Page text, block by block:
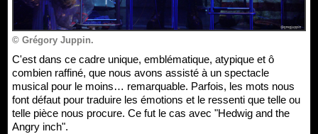
© Grégory Juppin.
C'est dans ce cadre unique, emblématique, atypique et ô
combien raffiné, que nous avons assisté à un spectacle
musical pour le moins… remarquable. Parfois, les mots nous
font défaut pour traduire les émotions et le ressenti que telle ou
telle pièce nous procure. Ce fut le cas avec "Hedwig and the
Angry inch".